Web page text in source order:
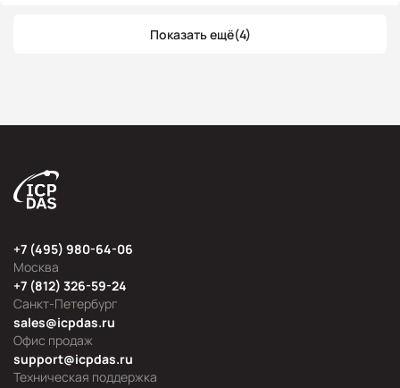
Показать ещё(4)
Москва
+7 (495) 980-64-06
Офис продаж
sales@icpdas.ru
Санкт-Петербург
+7 (812) 326-59-24
Техническая поддержка
support@icpdas.ru